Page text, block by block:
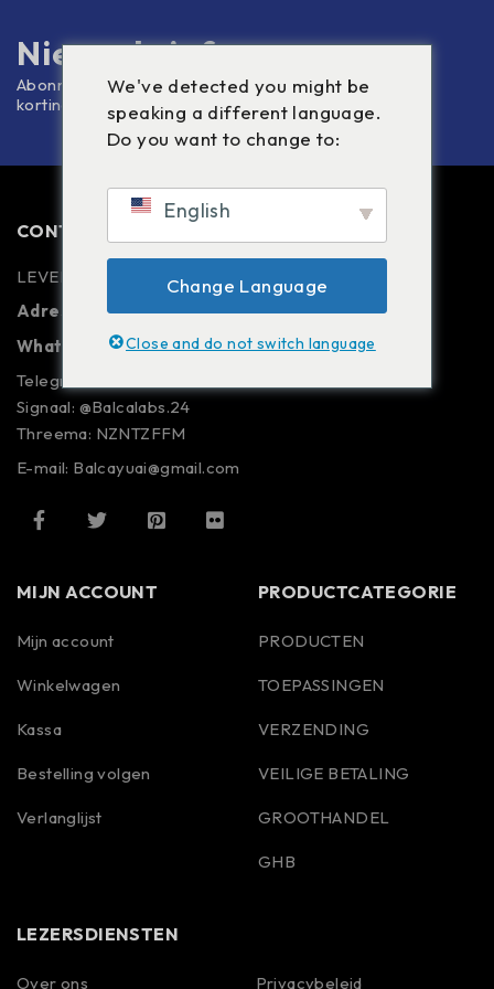
Nieuwsbrief
Abonneer je op onze nieuwsbrief ontvang 10%
kortingscode
CONTACT ONS
LEVERANCIERS VAN PUREGBL
Adres:
Shanghai Yuai China
Whatsapp:+90 552 173 96 68
Telegram: Balcalabs24
Signaal: @Balcalabs.24
Threema: NZNTZFFM
E-mail: Balcayuai@gmail.com
MIJN ACCOUNT
Mijn account
Winkelwagen
Kassa
Bestelling volgen
Verlanglijst
PRODUCTCATEGORIE
PRODUCTEN
TOEPASSINGEN
VERZENDING
VEILIGE BETALING
GROOTHANDEL
GHB
LEZERSDIENSTEN
Over ons Privacybeleid
We've detected you might be
speaking a different language.
Do you want to change to:
English
Change Language
Close and do not switch language